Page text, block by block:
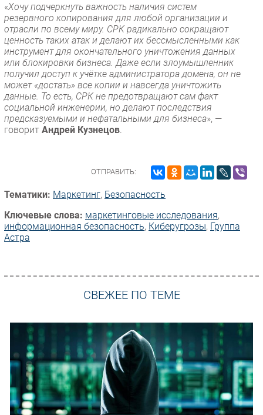
IT класс
Тестовый стенд
Каталог компаний
«Хочу подчеркнуть важность наличия систем
резервного копирования для любой организации и
отрасли по всему миру. СРК радикально сокращают
ценность таких атак и делают их бессмысленными как
инструмент для окончательного уничтожения данных
или блокировки бизнеса. Даже если злоумышленник
получил доступ к учётке администратора домена, он не
может «достать» все копии и навсегда уничтожить
данные. То есть, СРК не предотвращают сам факт
социальной инженерии, но делают последствия
предсказуемыми и нефатальными для бизнеса», —
говорит Андрей Кузнецов.
ОТПРАВИТЬ:
Тематики: Маркетинг, Безопасность
Ключевые слова: маркетинговые исследования,
информационная безопасность, Киберугрозы, Группа
Астра
СВЕЖЕЕ ПО ТЕМЕ